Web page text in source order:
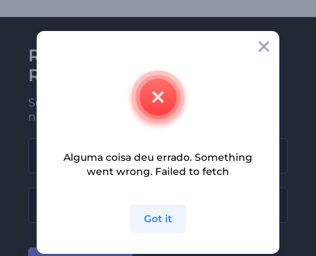
Receba a newsletter da
Renderforest
Seja um dos primeiros a receber
nossas últimas novidades e ofertas
Alguma coisa deu errado. Something
went wrong. Failed to fetch
Got it